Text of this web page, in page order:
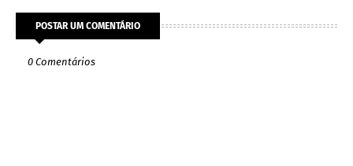
POSTAR UM COMENTÁRIO
0 Comentários